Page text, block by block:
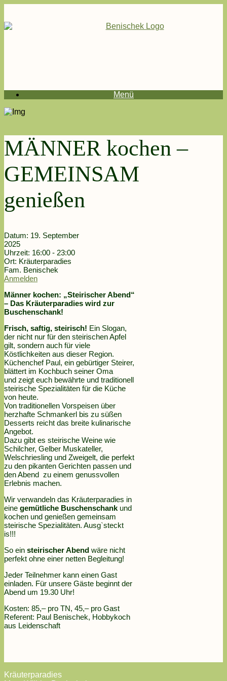
Menü
MÄNNER kochen –
GEMEINSAM
genießen
Datum: 19. September
2025
Uhrzeit: 16:00 - 23:00
Ort: Kräuterparadies
Fam. Benischek
Anmelden
Männer kochen: „Steirischer Abend“
– Das Kräuterparadies wird zur
Buschenschank!
Frisch, saftig, steirisch! Ein Slogan,
der nicht nur für den steirischen Apfel
gilt, sondern auch für viele
Köstlichkeiten aus dieser Region.
Küchenchef Paul, ein gebürtiger Steirer,
blättert im Kochbuch seiner Oma
und zeigt euch bewährte und traditionell
steirische Spezialitäten für die Küche
von heute.
Von traditionellen Vorspeisen über
herzhafte Schmankerl bis zu süßen
Desserts reicht das breite kulinarische
Angebot.
Dazu gibt es steirische Weine wie
Schilcher, Gelber Muskateller,
Welschriesling und Zweigelt, die perfekt
zu den pikanten Gerichten passen und
den Abend zu einem genussvollen
Erlebnis machen.
Wir verwandeln das Kräuterparadies in
eine gemütliche Buschenschank und
kochen und genießen gemeinsam
steirische Spezialitäten. Ausg`steckt
is!!!
So ein steirischer Abend wäre nicht
perfekt ohne einer netten Begleitung!
Jeder Teilnehmer kann einen Gast
einladen. Für unsere Gäste beginnt der
Abend um 19.30 Uhr!
Kosten: 85,– pro TN, 45,– pro Gast
Referent: Paul Benischek, Hobbykoch
aus Leidenschaft
Kräuterparadies